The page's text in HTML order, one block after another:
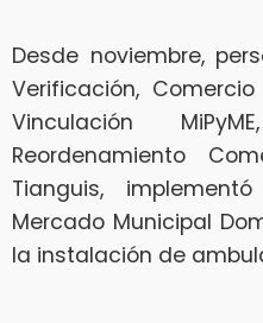
Desde noviembre,
Verificación,
Vinculación
Reordenamiento
Tianguis,
Mercado Municipal
la instalación de